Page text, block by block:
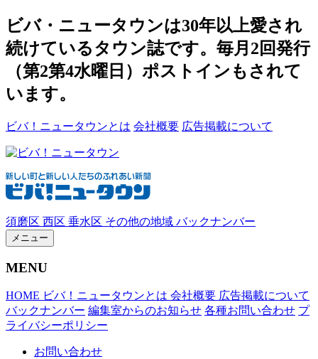
ビバ・ニュータウンは30年以上愛され
続けているタウン誌です。毎月2回発行
（第2第4水曜日）ポストインもされて
います。
ビバ！ニュータウンとは 会社概要 広告掲載について
須磨区 西区 垂水区 その他の地域 バックナンバー
メニュー
MENU
HOME ビバ！ニュータウンとは 会社概要 広告掲載について
バックナンバー 編集室からのお知らせ 各種お問い合わせ プ
ライバシーポリシー
お問い合わせ